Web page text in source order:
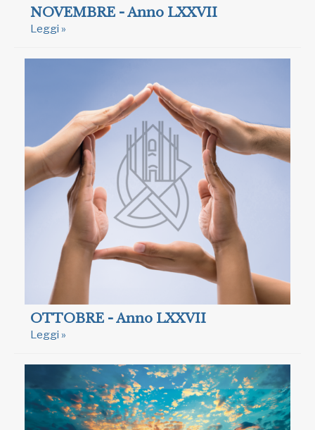
NOVEMBRE - Anno LXXVII
Leggi »
OTTOBRE - Anno LXXVII
Leggi »